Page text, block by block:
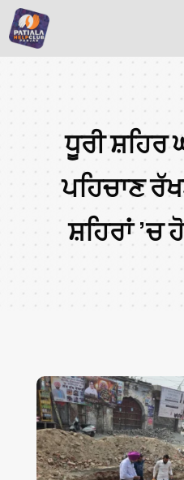
ਧੂਰੀ ਸ਼ਹਿਰ
ਪਹਿਚਾਣ
ਸ਼ਹਿਰਾਂ ’ਚ